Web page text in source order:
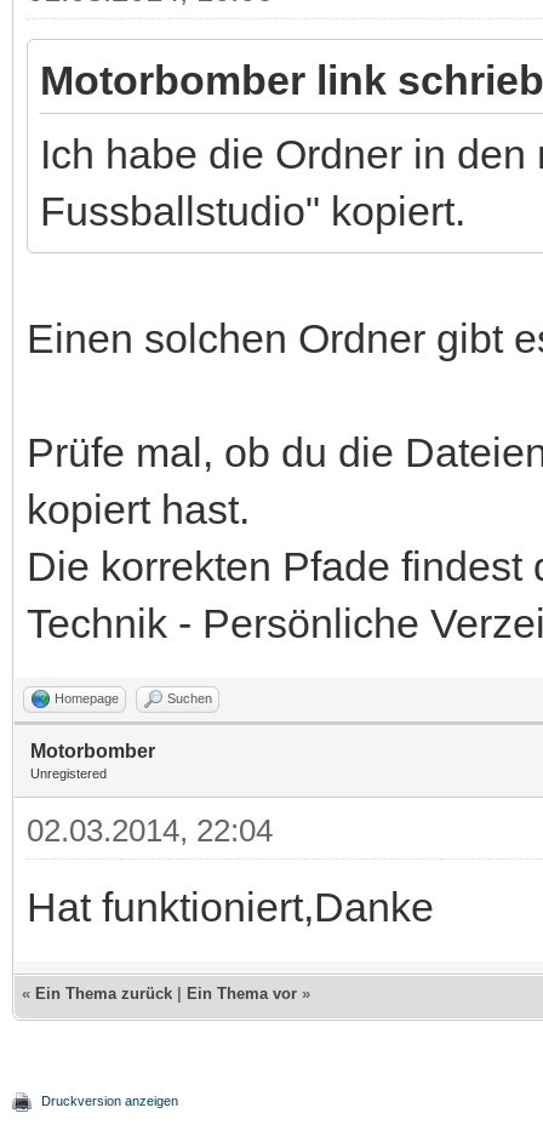
Motorbomber link
Ich habe die Ordner in
Fussballstudio" kopiert.
Einen solchen Ordner gibt
Prüfe mal, ob du die
kopiert hast.
Die korrekten Pfade
Technik - Persönliche
Homepage Suchen
Motorbomber
Unregistered
02.03.2014, 22:04
Hat funktioniert,Danke
« Ein Thema zurück Ein Thema vor »
Druckversion anzeigen